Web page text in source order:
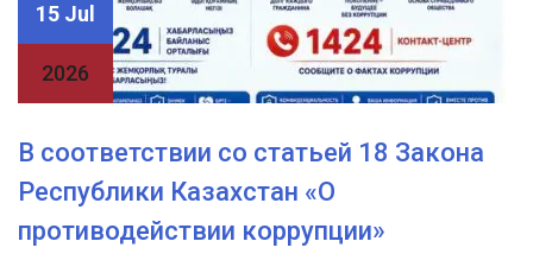
15 Jul
2026
В соответствии со статьей 18 Закона
Республики Казахстан «О
противодействии коррупции»